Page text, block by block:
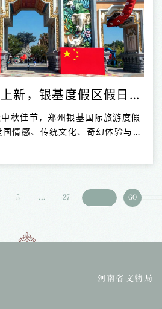
轮上循环...
双节同庆、场景上新，银基度假区假日活动超精彩！
秋佳节，郑州银基国际旅游度假
情感、传统文化、奇幻体验与家
，为游客呈现一场多层次、高体
定活动，提升游客的参与感和体验
动物王国，红色将是最动人的底
天，国庆巡游、星光巡游将陆续登
并特别举行“千人合...
5 ... 27 GO
河南省文物局